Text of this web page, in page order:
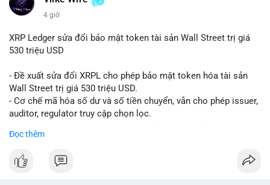
4 giờ
XRP Ledger sửa đổi bảo mật token tài sản Wall Street trị giá
530 triệu USD
- Đề xuất sửa đổi XRPL cho phép bảo mật token hóa tài sản
Wall Street trị giá 530 triệu USD.
- Cơ chế mã hóa số dư và số tiền chuyển, vẫn cho phép issuer,
auditor, regulator truy cập chọn lọc.
tài chính.
chức tài chính.
Đọc thêm